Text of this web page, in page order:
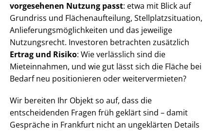
vorgesehenen Nutzung passt: etwa mit Blick auf
Grundriss und Flä­chen­auf­tei­lung, Stell­platz­si­tua­ti­on,
An­lie­fe­rungs­mög­lich­kei­ten und das jeweilige
Nutzungsrecht. Investoren betrachten zusätzlich
Ertrag und Risiko: Wie verlässlich sind die
Mieteinnahmen, und wie gut lässt sich die Fläche bei
Bedarf neu positionieren oder weitervermieten?
Wir bereiten Ihr Objekt so auf, dass die
entscheidenden Fragen früh geklärt sind – damit
Gespräche in Frankfurt nicht an ungeklärten Details